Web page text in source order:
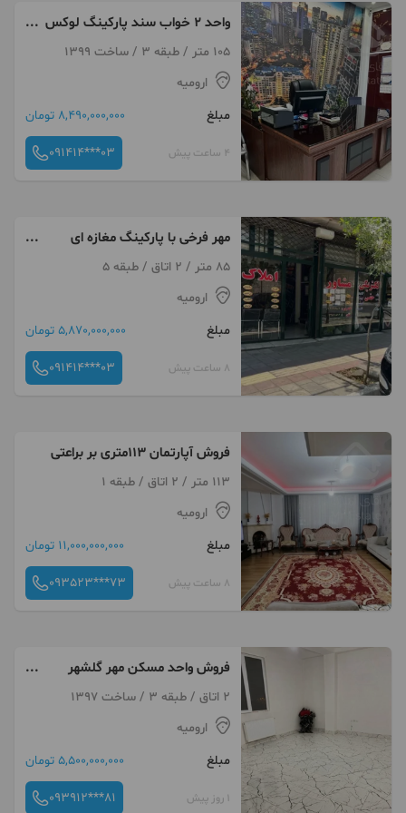
واحد ۲ خواب سند پارکینگ لوکس
شهرک وام
105 متر / طبقه 3 / ساخت 1399
ارومیه
مبلغ
8,490,000,000 تومان
4 ساعت پیش 091414***03
مهر فرخی با پارکینگ مغازه ای
ریموت دار
85 متر / 2 اتاق / طبقه 5
ارومیه
مبلغ
5,870,000,000 تومان
8 ساعت پیش 091414***03
فروش آپارتمان 113متری بر براعتی
113 متر / 2 اتاق / طبقه 1
ارومیه
مبلغ
11,000,000,000 تومان
8 ساعت پیش 093523***73
فروش واحد مسکن مهر گلشهر
۹۰متری
2 اتاق / طبقه 3 / ساخت 1397
ارومیه
مبلغ
5,500,000,000 تومان
1 روز پیش 093912***81